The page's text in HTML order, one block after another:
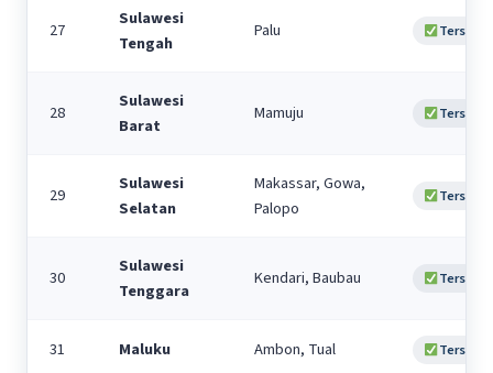
27
Sulawesi
Tengah
Palu Tersedia
28
Sulawesi
Barat
Mamuju Tersedia
29
Sulawesi
Selatan
Makassar, Gowa,
Palopo
Tersedia
30
Sulawesi
Tenggara
Kendari, Baubau Tersedia
31 Maluku Ambon, Tual Tersedia